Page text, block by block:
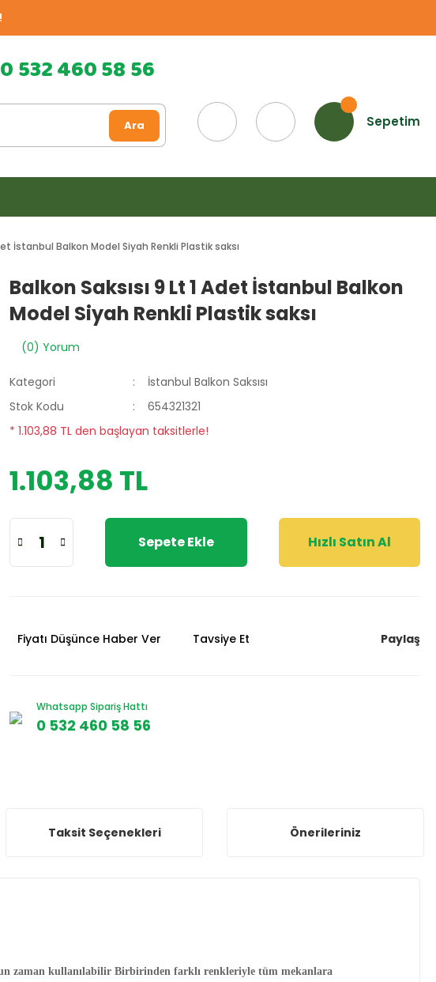
0 532 460 58 56
Ara Sepetim
İstanbul Balkon Model Siyah Renkli Plastik saksı
Balkon Saksısı 9 Lt 1 Adet İstanbul Balkon
Model Siyah Renkli Plastik saksı
(0) Yorum
Kategori
İstanbul Balkon Saksısı
Stok Kodu
654321321
* 1.103,88 TL den başlayan taksitlerle!
1.103,88 TL
Sepete Ekle Hızlı Satın Al
Fiyatı Düşünce Haber Ver Tavsiye Et Paylaş
Whatsapp Sipariş Hattı
0 532 460 58 56
Taksit Seçenekleri Önerileriniz
zaman kullanılabilir Birbirinden farklı renkleriyle tüm mekanlara